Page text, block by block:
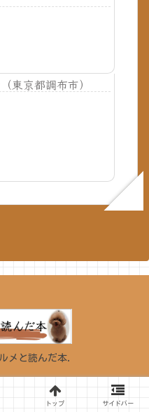
東京都調布市）
メと読んだ本.
トップ サイドバー